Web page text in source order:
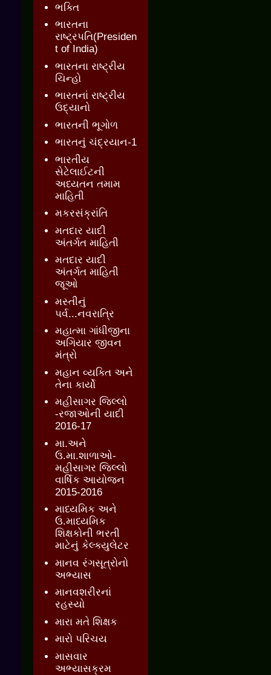
ભક્તિ
ભારતના
રાષ્ટ્રપતિ(Presiden
t of India)
ભારતના રાષ્ટ્રીય
ચિન્હો
ભારતનાં રાષ્ટ્રીય
ઉદ્યાનો
ભારતની ભૂગોળ
ભારતનું ચંદ્રયાન-1
ભારતીય
સેટેલાઈટની
અધ્યતન તમામ
માહિતી
મકરસંક્રાંતિ
મતદાર યાદી
અંતર્ગત માહિતી
મતદાર યાદી
અંતર્ગત માહિતી
જૂઓ
મસ્તીનું
પર્વ...નવરાત્રિ
મહાત્મા ગાંધીજીના
અગિયાર જીવન
મંત્રો
મહાન વ્યક્તિ અને
તેના કાર્યો
મહીસાગર જિલ્લો
-રજાઓની યાદી
2016-17
મા.અને
ઉ.મા.શાળાઓ-
મહીસાગર જિલ્લો
વાર્ષિક આયોજન
2015-2016
માધ્યમિક અને
ઉ.માધ્યમિક
શિક્ષકોની ભરતી
માટેનું કેલ્ક્યુલેટર
માનવ રંગસૂત્રોનો
અભ્યાસ
માનવશરીરનાં
રહસ્યો
મારા મતે શિક્ષક
મારો પરિચય
માસવાર
અભ્યાસક્રમ